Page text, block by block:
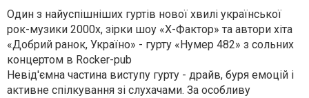
Один з найуспішніших гуртів нової хвилі української
рок-музики 2000х, зірки шоу «Х-Фактор» та автори хіта
«Добрий ранок, Україно» - гурту «Нумер 482» з сольних
концертом в Rocker-pub
Невід'ємна частина виступу гурту - драйв, буря емоцій і
активне спілкування зі слухачами. За особливу